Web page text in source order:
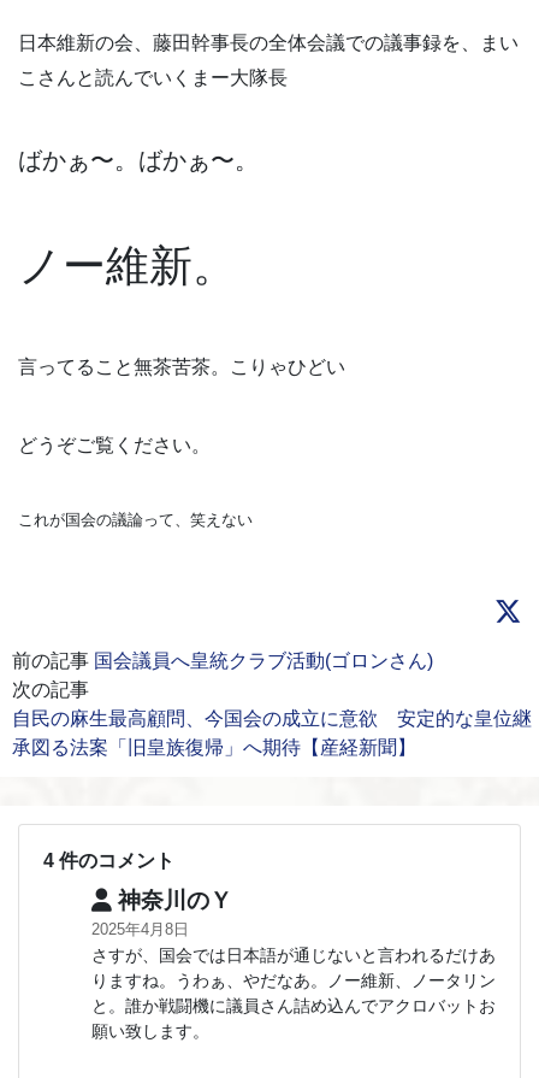
日本維新の会、藤田幹事長の全体会議での議事録を、まい
こさんと読んでいくまー大隊長
ばかぁ〜。ばかぁ〜。
ノー維新。
言ってること無茶苦茶。こりゃひどい
どうぞご覧ください。
これが国会の議論って、笑えない
前の記事 国会議員へ皇統クラブ活動(ゴロンさん)
次の記事
自民の麻生最高顧問、今国会の成立に意欲 安定的な皇位継
承図る法案「旧皇族復帰」へ期待【産経新聞】
4 件のコメント
神奈川のＹ
2025年4月8日
さすが、国会では日本語が通じないと言われるだけあ
りますね。うわぁ、やだなあ。ノー維新、ノータリン
と。誰か戦闘機に議員さん詰め込んでアクロバットお
願い致します。